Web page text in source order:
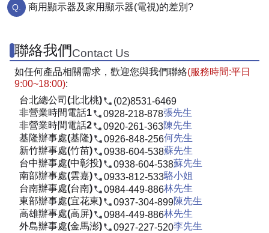
商用顯示器及家用顯示器(電視)的差別?
聯絡我們Contact Us
如任何產品相關需求，歡迎您與我們聯絡(服務時間:平日
9:00~18:00):
台北總公司(北北桃)
(02)8531-6469
非營業時間電話1
0928-218-878張先生
非營業時間電話2
0920-261-363陳先生
基隆辦事處(基隆)
0926-848-256何先生
新竹辦事處(竹苗)
0938-604-538蘇先生
台中辦事處(中彰投)
0938-604-538蘇先生
南部辦事處(雲嘉)
0933-812-533駱小姐
台南辦事處(台南)
0984-449-886林先生
東部辦事處(宜花東)
0937-304-899陳先生
高雄辦事處(高屏)
0984-449-886林先生
外島辦事處(金馬澎)
0927-227-520李先生